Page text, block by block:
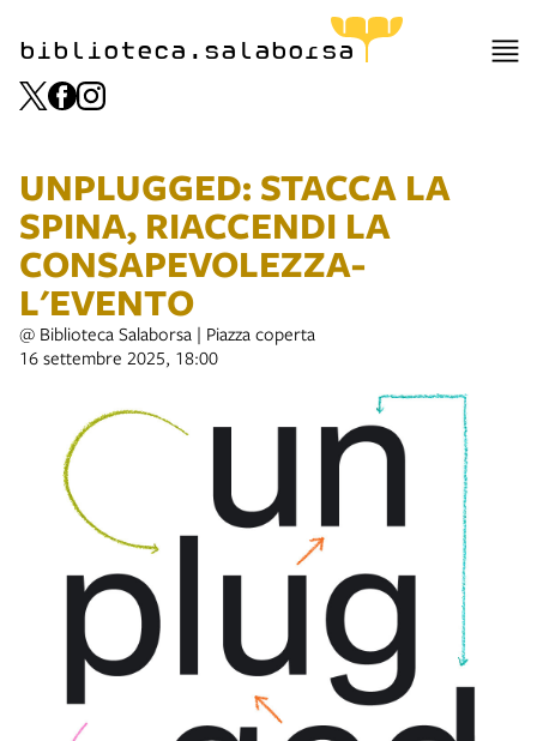
biblioteca.salaborsa
UNPLUGGED: STACCA LA
SPINA, RIACCENDI LA
CONSAPEVOLEZZA-
L'EVENTO
@ Biblioteca Salaborsa | Piazza coperta
16 settembre 2025, 18:00